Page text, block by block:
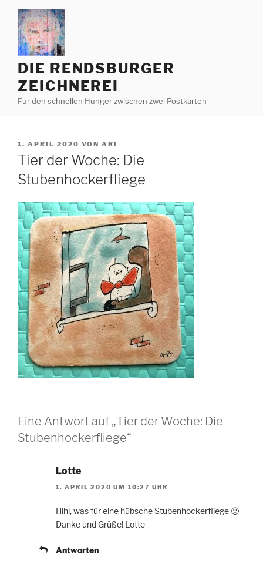
Zum
Inhalt
springen
DIE RENDSBURGER
ZEICHNEREI
Für den schnellen Hunger zwischen zwei Postkarten
VERÖFFENTLICHT
AM
1. APRIL 2020 VON ARI
Tier der Woche: Die
Stubenhockerfliege
Eine Antwort auf „Tier der Woche: Die
Stubenhockerfliege“
Lotte
1. APRIL 2020 UM 10:27 UHR
Hihi, was für eine hübsche Stubenhockerfliege 🙂
Danke und Grüße! Lotte
Antworten